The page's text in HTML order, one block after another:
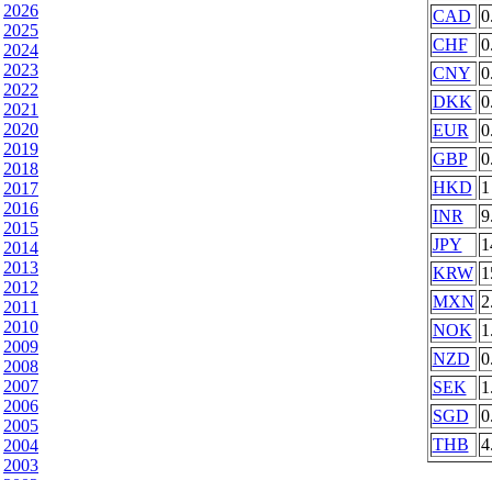
2026
2025
2024
2023
2022
2021
2020
2019
2018
2017
2016
2015
2014
2013
2012
2011
2010
2009
2008
2007
2006
2005
2004
2003
CAD
CHF
CNY
DKK
EUR
GBP
HKD 1
INR
JPY
KRW
MXN
NOK
NZD
SEK
SGD
THB